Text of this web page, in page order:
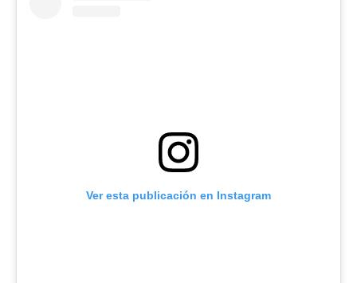
Ver esta publicación en Instagram